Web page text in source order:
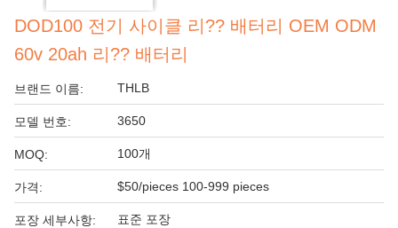
DOD100 전기 사이클 리?? 배터리 OEM ODM
60v 20ah 리?? 배터리
브랜드 이름: THLB
모델 번호: 3650
MOQ: 100개
가격: $50/pieces 100-999 pieces
포장 세부사항: 표준 포장